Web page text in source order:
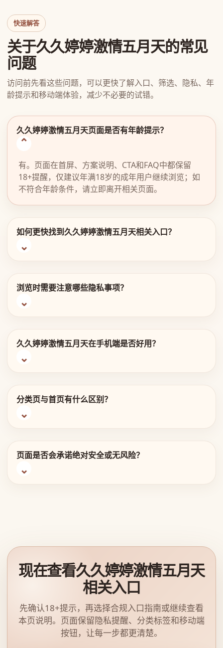
快速解答
关于久久婷婷激情五月天的常见
问题
访问前先看这些问题，可以更快了解入口、筛选、隐私、年
龄提示和移动端体验，减少不必要的试错。
久久婷婷激情五月天页面是否有年龄提示？
有。页面在首屏、方案说明、CTA和FAQ中都保留
18+提醒，仅建议年满18岁的成年用户继续浏览；如
不符合年龄条件，请立即离开相关页面。
如何更快找到久久婷婷激情五月天相关入口？
浏览时需要注意哪些隐私事项？
久久婷婷激情五月天在手机端是否好用？
分类页与首页有什么区别？
页面是否会承诺绝对安全或无风险？
现在查看久久婷婷激情五月天
相关入口
先确认18+提示，再选择合规入口指南或继续查看
本页说明。页面保留隐私提醒、分类标签和移动端
按钮，让每一步都更清楚。